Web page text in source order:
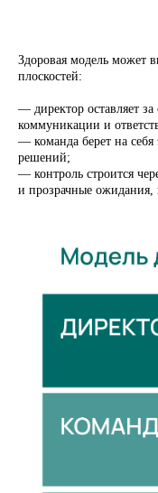
Здоровая модель может
плоскостей:
— директор оставляет
коммуникации и
— команда берет на себя
решений;
— контроль строится
и прозрачные ожидания,
Подробнее о
Мечтать о большом
и важном: причем
Автор: Анна
группы договорной
,